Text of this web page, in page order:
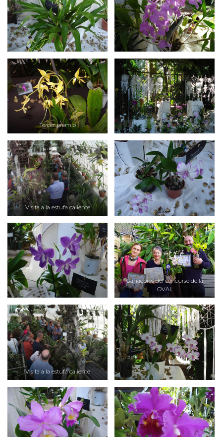
Tercer premio
Visita a la estufa caliente
Ganadores del concurso de la
OVAL
Visita a la estufa caliente